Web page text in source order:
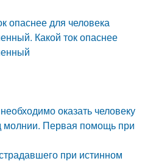
опаснее для человека
Какой ток опаснее
оказать человеку
молнии. Первая помощь при
при истинном